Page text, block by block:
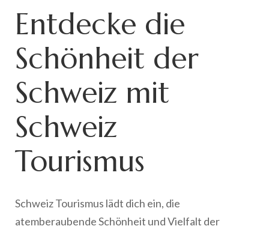
Entdecke die
Schönheit der
Schweiz mit
Schweiz
Tourismus
Schweiz Tourismus lädt dich ein, die
atemberaubende Schönheit und Vielfalt der